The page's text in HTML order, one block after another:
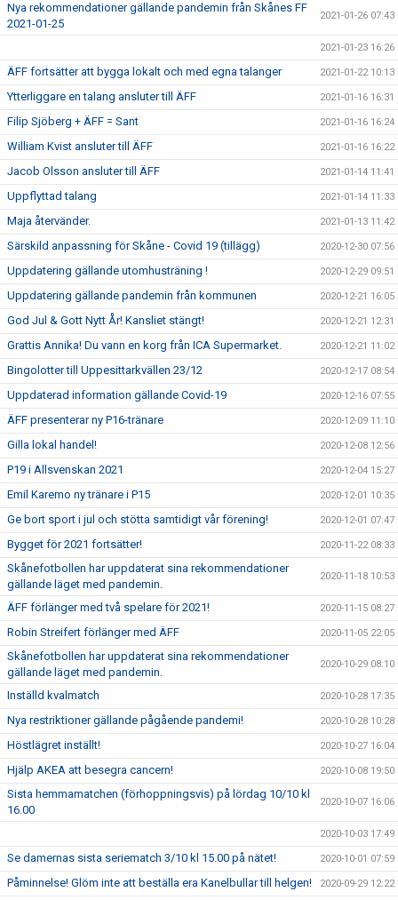
Nya rekommendationer gällande pandemin från Skånes FF
2021-01-25
2021-01-26 07:43
2021-01-23 16:26
ÄFF fortsätter att bygga lokalt och med egna talanger 2021-01-22 10:13
Ytterliggare en talang ansluter till ÄFF 2021-01-16 16:31
Filip Sjöberg + ÄFF = Sant 2021-01-16 16:24
William Kvist ansluter till ÄFF 2021-01-16 16:22
Jacob Olsson ansluter till ÄFF 2021-01-14 11:41
Uppflyttad talang 2021-01-14 11:33
Maja återvänder. 2021-01-13 11:42
Särskild anpassning för Skåne - Covid 19 (tillägg) 2020-12-30 07:56
Uppdatering gällande utomhusträning ! 2020-12-29 09:51
Uppdatering gällande pandemin från kommunen 2020-12-21 16:05
God Jul & Gott Nytt År! Kansliet stängt! 2020-12-21 12:31
Grattis Annika! Du vann en korg från ICA Supermarket. 2020-12-21 11:02
Bingolotter till Uppesittarkvällen 23/12 2020-12-17 08:54
Uppdaterad information gällande Covid-19 2020-12-16 07:55
ÄFF presenterar ny P16-tränare 2020-12-09 11:10
Gilla lokal handel! 2020-12-08 12:56
P19 i Allsvenskan 2021 2020-12-04 15:27
Emil Karemo ny tränare i P15 2020-12-01 10:35
Ge bort sport i jul och stötta samtidigt vår förening! 2020-12-01 07:47
Bygget för 2021 fortsätter! 2020-11-22 08:33
Skånefotbollen har uppdaterat sina rekommendationer
gällande läget med pandemin.
2020-11-18 10:53
ÄFF förlänger med två spelare för 2021! 2020-11-15 08:27
Robin Streifert förlänger med ÄFF 2020-11-05 22:05
Skånefotbollen har uppdaterat sina rekommendationer
gällande läget med pandemin.
2020-10-29 08:10
Inställd kvalmatch 2020-10-28 17:35
Nya restriktioner gällande pågående pandemi! 2020-10-28 10:28
Höstlägret inställt! 2020-10-27 16:04
Hjälp AKEA att besegra cancern! 2020-10-08 19:50
Sista hemmamatchen (förhoppningsvis) på lördag 10/10 kl
16.00
2020-10-07 16:06
2020-10-03 17:49
Se damernas sista seriematch 3/10 kl 15.00 på nätet! 2020-10-01 07:59
Påminnelse! Glöm inte att beställa era Kanelbullar till helgen! 2020-09-29 12:22